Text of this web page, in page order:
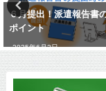
「マージン率等の情報
成時の要注意ポイント
2025年8月29日